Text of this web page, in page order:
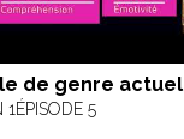
de genre actuel
1ÉPISODE 5